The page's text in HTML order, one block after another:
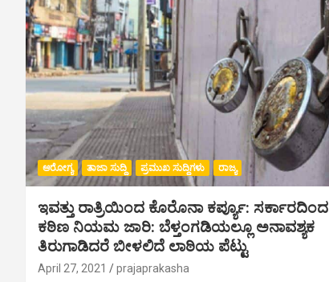
ಆರೋಗ್ಯ ತಾಜಾ ಸುದ್ದಿ ಪ್ರಮುಖ ಸುದ್ದಿಗಳು ರಾಜ್ಯ
ಇವತ್ತು ರಾತ್ರಿಯಿಂದ ಕೊರೊನಾ ಕರ್ಪ್ಯೂ: ಸರ್ಕಾರದಿಂದ
ಕಠಿಣ ನಿಯಮ ಜಾರಿ: ಬೆಳ್ತಂಗಡಿಯಲ್ಲೂ ಅನಾವಶ್ಯಕ
ತಿರುಗಾಡಿದರೆ ಬೀಳಲಿದೆ ಲಾಠಿಯ ಪೆಟ್ಟು
April 27, 2021 prajaprakasha